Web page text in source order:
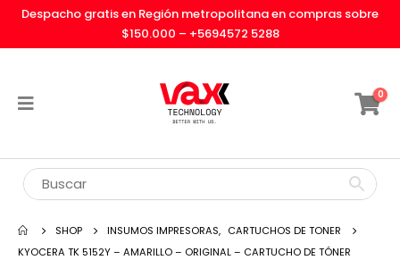
Despacho gratis en Región metropolitana en compras sobre
$150.000 – +5694572 5288
0
SHOP INSUMOS IMPRESORAS, CARTUCHOS DE TONER
KYOCERA TK 5152Y – AMARILLO – ORIGINAL – CARTUCHO DE TÓNER